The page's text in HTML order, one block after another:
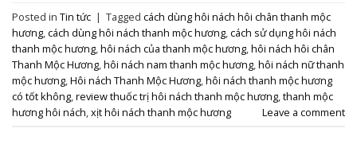
Posted in Tin tức | Tagged cách dùng hôi nách hôi chân thanh mộc
hương cách dùng hôi nách thanh mộc hương cách sử dụng hôi nách
thanh mộc hương hôi nách của thanh mộc hương hôi nách hôi chân
Thanh Mộc Hương hôi nách nam thanh mộc hương hôi nách nữ thanh
mộc hương Hôi nách Thanh Mộc Hương hôi nách thanh mộc hương
có tốt không review thuốc trị hôi nách thanh mộc hương thanh mộc
hương hôi nách xịt hôi nách thanh mộc hương Leave a comment